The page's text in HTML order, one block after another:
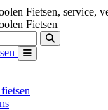
Fietsen, service,
Fietsen